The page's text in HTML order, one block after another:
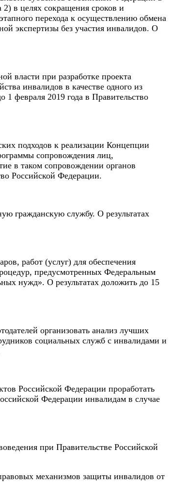
в целях сокращения сроков и
перехода к осуществлению обмена
экспертизы без участия инвалидов. О
власти при разработке проекта
инвалидов в качестве одного из
1 февраля 2019 года в Правительство
подходов к реализации Концепции
сопровождения лиц,
в таком сопровождении органов
Российской Федерации.
гражданскую службу. О результатах
работ (услуг) для обеспечения
предусмотренных Федеральным
нужд». О результатах доложить до 15
организовать анализ лучших
социальных служб с инвалидами и
Российской Федерации проработать
Федерации инвалидам в случае
при Правительстве Российской
механизмов защиты инвалидов от